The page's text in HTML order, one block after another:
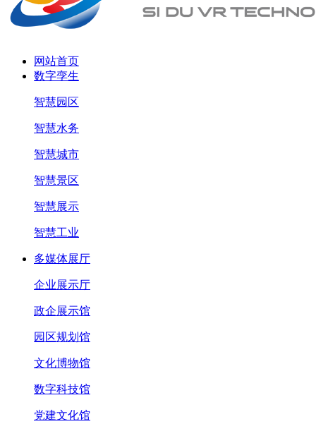
网站首页
数字孪生
智慧园区
智慧水务
智慧城市
智慧景区
智慧展示
智慧工业
多媒体展厅
企业展示厅
政企展示馆
园区规划馆
文化博物馆
数字科技馆
党建文化馆